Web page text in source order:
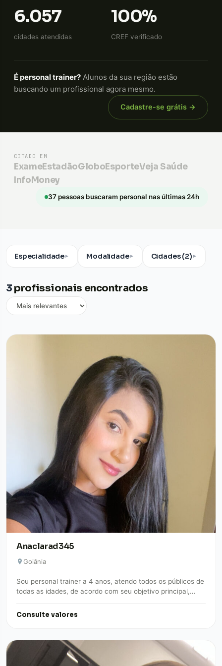
6.057
cidades atendidas
100%
CREF verificado
É personal trainer? Alunos da sua região estão
buscando um profissional agora mesmo.
Cadastre-se grátis →
CITADO EM
ExameEstadãoGloboEsporteVeja Saúde
InfoMoney
37 pessoas buscaram personal nas últimas 24h
Especialidade▼ Modalidade▼ Cidades (2)▼
3 profissionais encontrados
Anaclarad345
Goiânia
Sou personal trainer a 4 anos, atendo todos os públicos de
todas as idades, de acordo com seu objetivo principal,
Consulte valores